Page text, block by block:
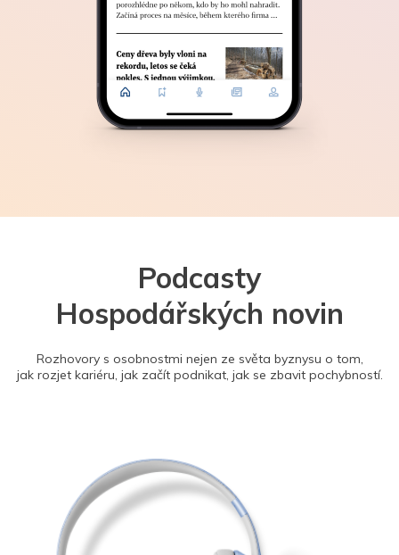
Podcasty
Hospodářských novin
Rozhovory s osobnostmi nejen ze světa byznysu o tom,
jak rozjet kariéru, jak začít podnikat, jak se zbavit pochybností.